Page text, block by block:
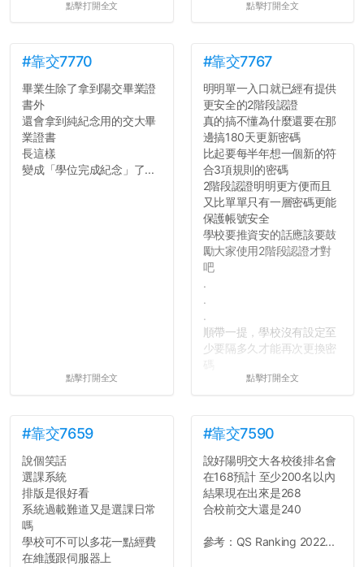
點擊打開全文 點擊打開全文
#靠交7770
畢業生除了拿到陽交畢業證
書外
還會拿到純紀念用的交大畢
業證書
長這樣
變成「學位完成紀念」了...
點擊打開全文
#靠交7767
明明單一入口就已經有提供
更安全的2階段認證
真的搞不懂為什麼還要在那
邊搞180天更新密碼
比起要每半年想一個新的符
合3項規則的密碼
2階段認證明明更方便而且
又比單單只有一層密碼更能
保護帳號安全
學校要推資安的話應該要鼓
勵大家使用2階段認證才對
吧
.
.
.
順帶一提，學校沒有設定至
少要隔多久才能再次更換密
所以只要重新設定4次密碼
真是安全呢...
點擊打開全文
#靠交7659
說個笑話
選課系統
排版是很好看
系統過載難道又是選課日常
嗎
學校可不可以多花一點經費
在維護跟伺服器上
#靠交7590
說好陽明交大各校後排名會
在168預計 至少200名以內
結果現在出來是268
合校前交大還是240
參考：QS Ranking 2022...